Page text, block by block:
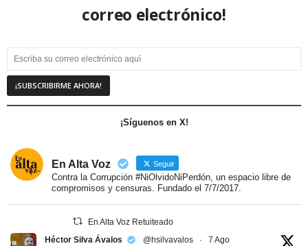
correo electrónico!
¡Síguenos en X!
En Alta Voz Seguir
Contra la Corrupción #NiOlvidoNiPerdón, un espacio libre de
compromisos y censuras. Fundado el 7/7/2017.
En Alta Voz Retuiteado
Héctor Silva Ávalos
@hsilvavalos · 7 Ago